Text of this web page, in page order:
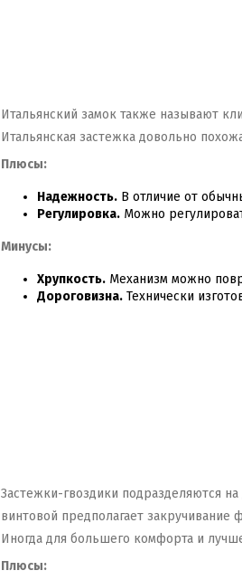
Итальянский замок также называют
Итальянская застежка довольно
Плюсы:
Надежность. В отличие от
Регулировка. Можно
Минусы:
Хрупкость. Механизм можно
Дороговизна. Технически
Застежки-гвоздики подразделяются
винтовой предполагает
Иногда для большего комфорта и
Плюсы: